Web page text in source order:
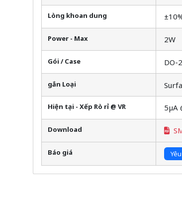
Lòng khoan dung
Power - Max 2W
Gói / Case DO-
gắn Loại
Hiện tại - Xếp Rò rỉ @ VR 5µA
Download
Báo giá